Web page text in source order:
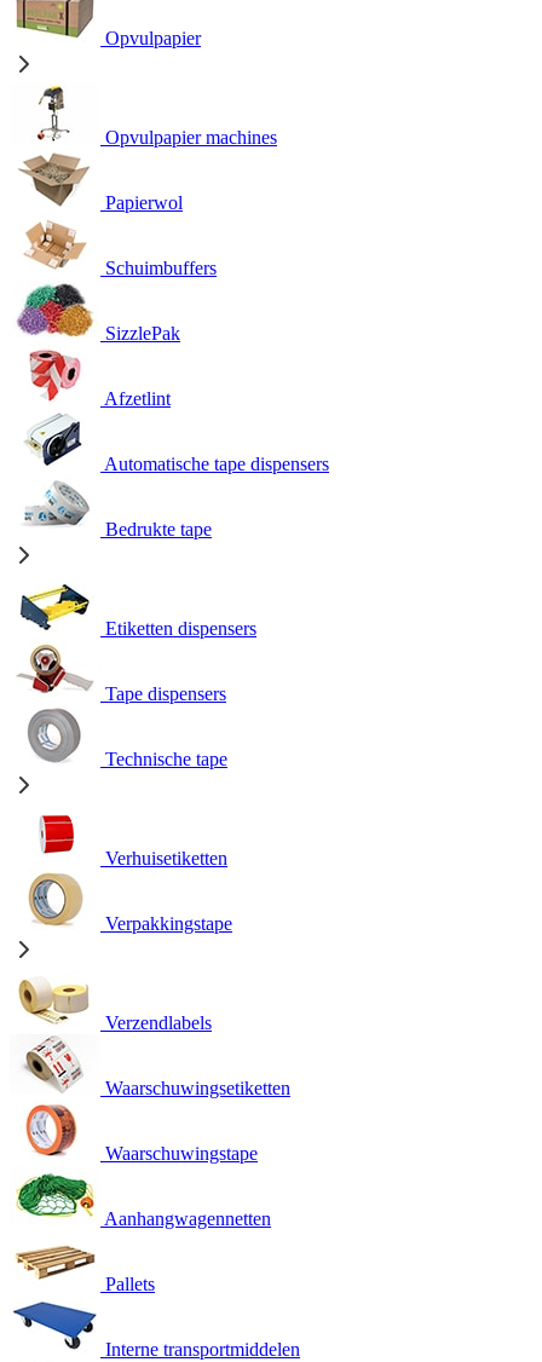
Opvulpapier
Opvulpapier machines
Papierwol
Schuimbuffers
SizzlePak
Afzetlint
Automatische tape dispensers
Bedrukte tape
Etiketten dispensers
Tape dispensers
Technische tape
Verhuisetiketten
Verpakkingstape
Verzendlabels
Waarschuwingsetiketten
Waarschuwingstape
Aanhangwagennetten
Pallets
Interne transportmiddelen